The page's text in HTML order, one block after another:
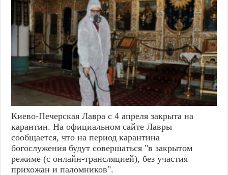
Киево-Печерская Лавра с 4 апреля закрыта на
карантин. На официальном сайте Лавры
сообщается, что на период карантина
богослужения будут совершаться "в закрытом
режиме (с онлайн-трансляцией), без участия
прихожан и паломников".